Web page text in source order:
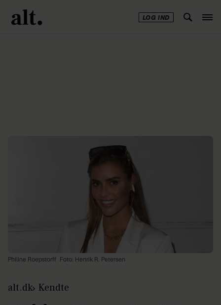
LOG IND
Philine Roepstorff Foto: Henrik R. Petersen
alt.dk Kendte